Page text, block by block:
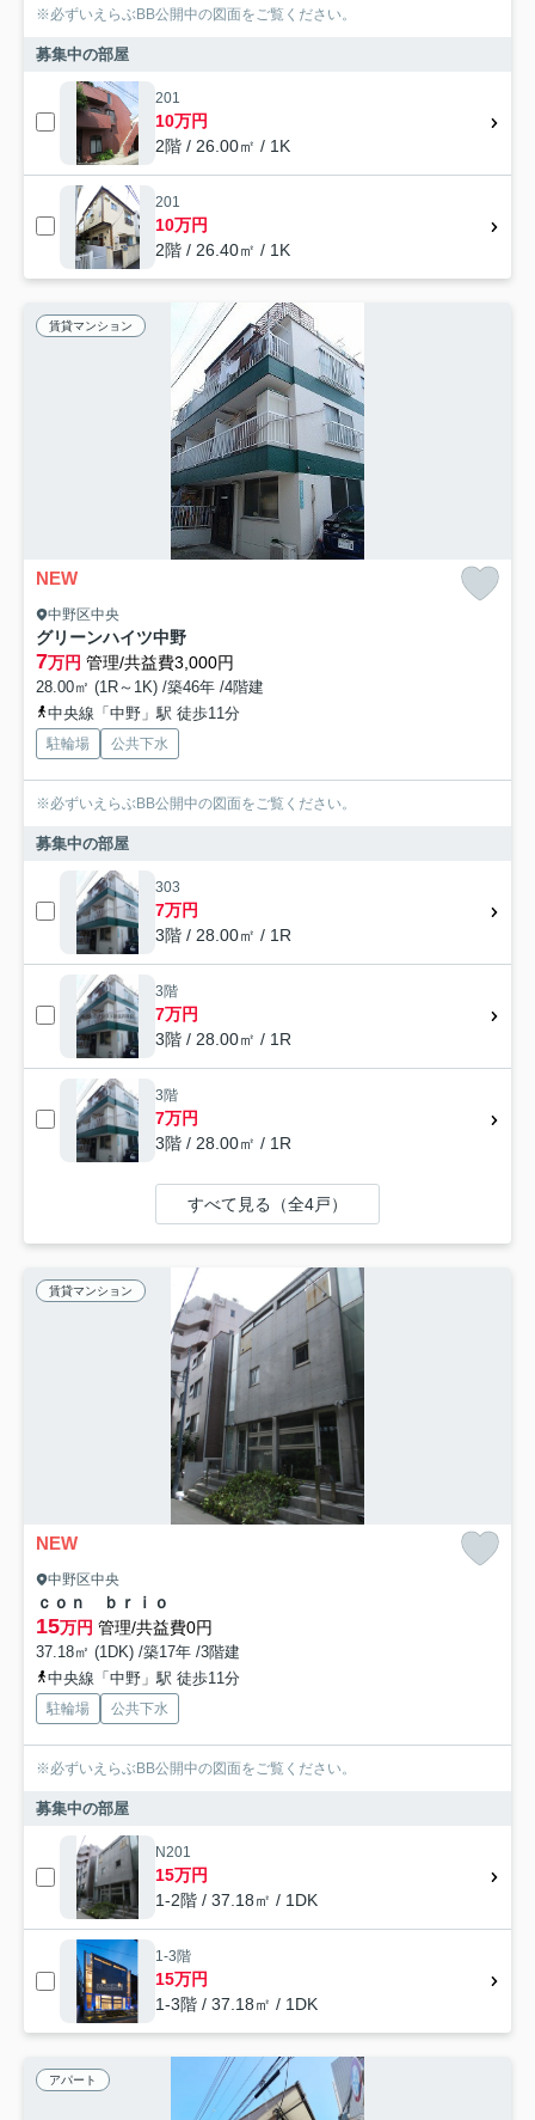
※必ずいえらぶBB公開中の図面をご覧ください。
募集中の部屋
201
10万円
2階 / 26.00㎡ / 1K
201
10万円
2階 / 26.40㎡ / 1K
賃貸マンション
NEW
中野区中央
グリーンハイツ中野
7万円 管理/共益費3,000円
28.00㎡ (1R～1K) /築46年 /4階建
中央線「中野」駅 徒歩11分
駐輪場 公共下水
※必ずいえらぶBB公開中の図面をご覧ください。
募集中の部屋
303
7万円
3階 / 28.00㎡ / 1R
3階
7万円
3階 / 28.00㎡ / 1R
3階
7万円
3階 / 28.00㎡ / 1R
すべて見る（全4戸）
賃貸マンション
NEW
中野区中央
ｃｏｎ ｂｒｉｏ
15万円 管理/共益費0円
37.18㎡ (1DK) /築17年 /3階建
中央線「中野」駅 徒歩11分
駐輪場 公共下水
※必ずいえらぶBB公開中の図面をご覧ください。
募集中の部屋
N201
15万円
1-2階 / 37.18㎡ / 1DK
1-3階
15万円
1-3階 / 37.18㎡ / 1DK
アパート